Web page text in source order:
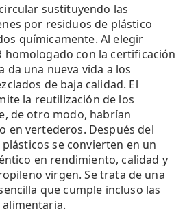
sustituyendo las
por residuos de plástico
químicamente. Al elegir
homologado con la certificación
da una nueva vida a los
de baja calidad. El
la reutilización de los
de otro modo, habrían
en vertederos. Después del
se convierten en un
en rendimiento, calidad y
virgen. Se trata de una
que cumple incluso las